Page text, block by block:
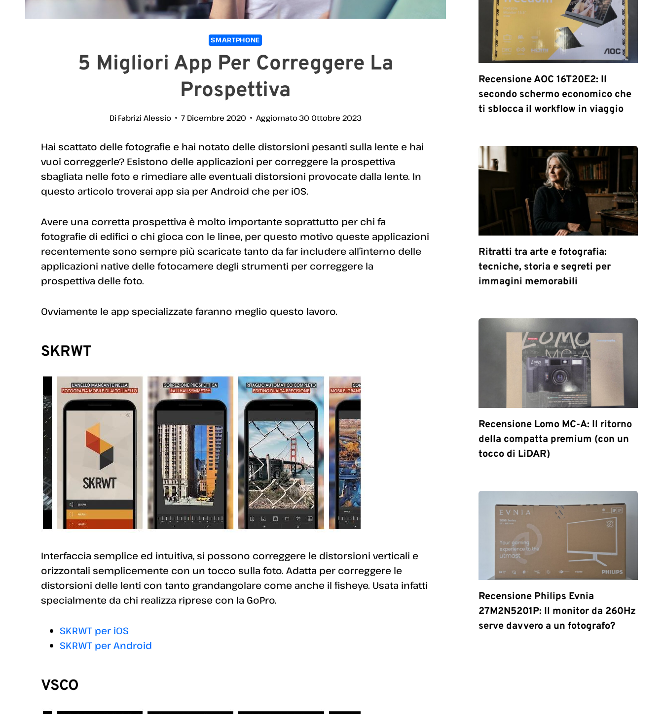
SMARTPHONE
5 Migliori App Per Correggere La
Prospettiva
Di Fabrizi Alessio 7 Dicembre 2020 Aggiornato 30 Ottobre 2023
Hai scattato delle fotografie e hai notato delle distorsioni pesanti sulla lente e hai
vuoi correggerle? Esistono delle applicazioni per correggere la prospettiva
sbagliata nelle foto e rimediare alle eventuali distorsioni provocate dalla lente. In
questo articolo troverai app sia per Android che per iOS.
Avere una corretta prospettiva è molto importante soprattutto per chi fa
fotografie di edifici o chi gioca con le linee, per questo motivo queste applicazioni
recentemente sono sempre più scaricate tanto da far includere all’interno delle
applicazioni native delle fotocamere degli strumenti per correggere la
prospettiva delle foto.
Ovviamente le app specializzate faranno meglio questo lavoro.
SKRWT
Interfaccia semplice ed intuitiva, si possono correggere le distorsioni verticali e
orizzontali semplicemente con un tocco sulla foto. Adatta per correggere le
distorsioni delle lenti con tanto grandangolare come anche il fisheye. Usata infatti
specialmente da chi realizza riprese con la GoPro.
SKRWT per iOS
SKRWT per Android
VSCO
Recensione AOC 16T20E2: Il
secondo schermo economico che
ti sblocca il workflow in viaggio
Ritratti tra arte e fotografia:
tecniche, storia e segreti per
immagini memorabili
Recensione Lomo MC-A: Il ritorno
della compatta premium (con un
tocco di LiDAR)
Recensione Philips Evnia
27M2N5201P: Il monitor da 260Hz
serve davvero a un fotografo?